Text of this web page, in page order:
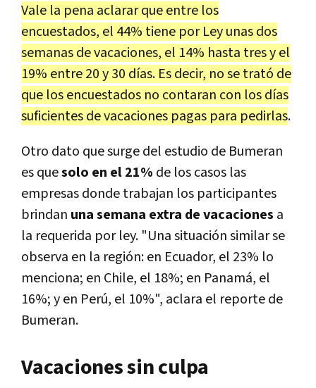
Vale la pena aclarar que entre los
encuestados, el 44% tiene por Ley unas dos
semanas de vacaciones, el 14% hasta tres y el
19% entre 20 y 30 días. Es decir, no se trató de
que los encuestados no contaran con los días
suficientes de vacaciones pagas para pedirlas.
Otro dato que surge del estudio de Bumeran
es quesolo en el 21% de los casos las
empresas donde trabajan los participantes
brindan una semana extra de vacaciones a
la requerida por ley. "Una situación similar se
observa en la región: en Ecuador, el 23% lo
menciona; en Chile, el 18%; en Panamá, el
16%; y en Perú, el 10%", aclara el reporte de
Bumeran.
Vacaciones sin culpa